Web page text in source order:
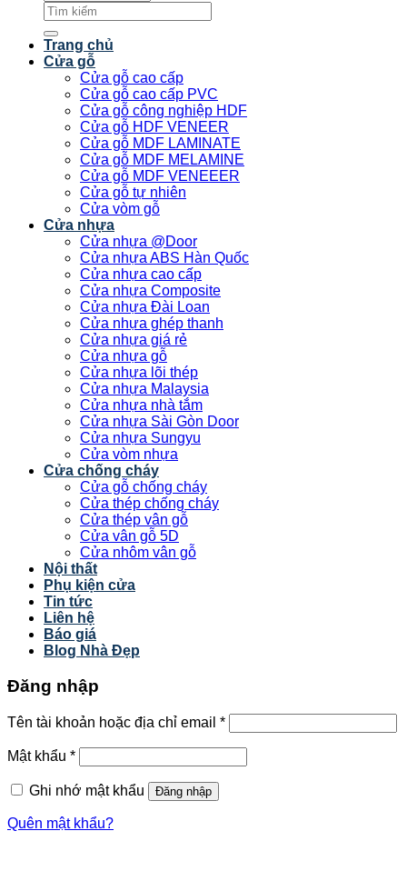
Tìm
kiếm:
Trang chủ
Cửa gỗ
Cửa gỗ cao cấp
Cửa gỗ cao cấp PVC
Cửa gỗ công nghiệp HDF
Cửa gỗ HDF VENEER
Cửa gỗ MDF LAMINATE
Cửa gỗ MDF MELAMINE
Cửa gỗ MDF VENEEER
Cửa gỗ tự nhiên
Cửa vòm gỗ
Cửa nhựa
Cửa nhựa @Door
Cửa nhựa ABS Hàn Quốc
Cửa nhựa cao cấp
Cửa nhựa Composite
Cửa nhựa Đài Loan
Cửa nhựa ghép thanh
Cửa nhựa giá rẻ
Cửa nhựa gỗ
Cửa nhựa lõi thép
Cửa nhựa Malaysia
Cửa nhựa nhà tắm
Cửa nhựa Sài Gòn Door
Cửa nhựa Sungyu
Cửa vòm nhựa
Cửa chống cháy
Cửa gỗ chống cháy
Cửa thép chống cháy
Cửa thép vân gỗ
Cửa vân gỗ 5D
Cửa nhôm vân gỗ
Nội thất
Phụ kiện cửa
Tin tức
Liên hệ
Báo giá
Blog Nhà Đẹp
Đăng nhập
Tên tài khoản hoặc địa chỉ email *
Mật khẩu *
Ghi nhớ mật khẩu Đăng nhập
Quên mật khẩu?